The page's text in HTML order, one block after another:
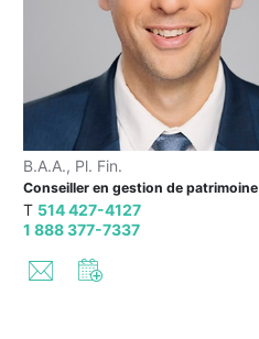
B.A.A., Pl. Fin.
Conseiller en gestion de patrimoine
T 514 427-4127
1 888 377-7337